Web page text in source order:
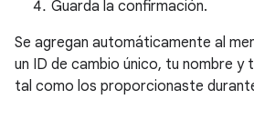
Guarda la confirmación.
Se agregan automáticamente al
un ID de cambio único, tu nombre
tal como los proporcionaste